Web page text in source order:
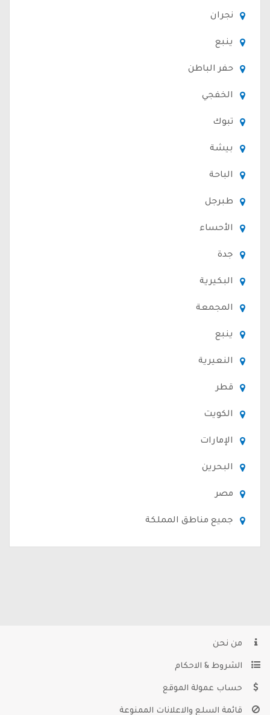
نجران
ينبع
حفر الباطن
الخفجي
تبوك
بيشة
الباحة
طبرجل
الأحساء
جدة
البكيرية
المجمعة
ينبع
النعيرية
قطر
الكويت
الإمارات
البحرين
مصر
جميع مناطق المملكة
من نحن
الشروط & الاحكام
حساب عمولة الموقع
قائمة السلع والاعلانات الممنوعة